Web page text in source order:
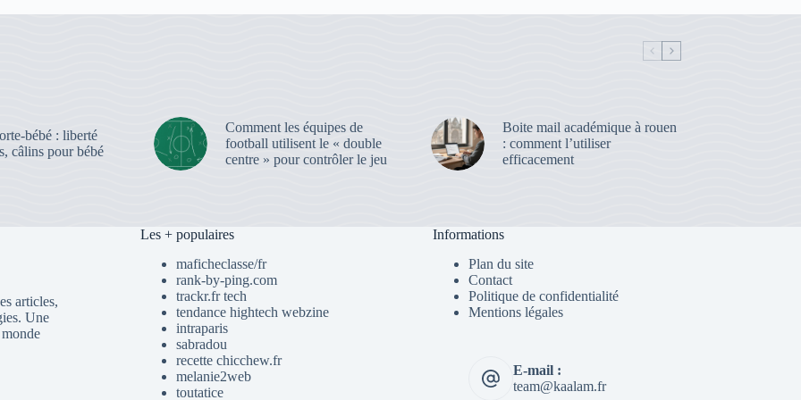
bébé : liberté
câlins pour bébé
Comment les équipes de
football utilisent le « double
centre » pour contrôler le jeu
Boite mail académique à rouen
: comment l’utiliser
efficacement
articles,
Une
Les + populaires
maficheclasse/fr
rank-by-ping.com
trackr.fr tech
tendance hightech webzine
intraparis
sabradou
recette chicchew.fr
melanie2web
toutatice
Informations
Plan du site
Contact
Politique de confidentialité
Mentions légales
E-mail :
team@kaalam.fr